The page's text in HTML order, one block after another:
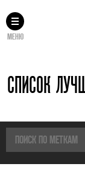
МЕНЮ
СПИСОК